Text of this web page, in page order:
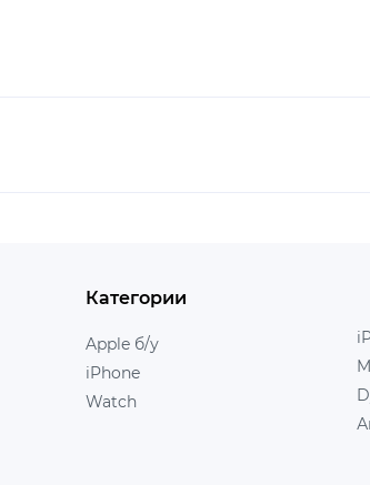
Категории
Apple б/у
iPhone
Watch